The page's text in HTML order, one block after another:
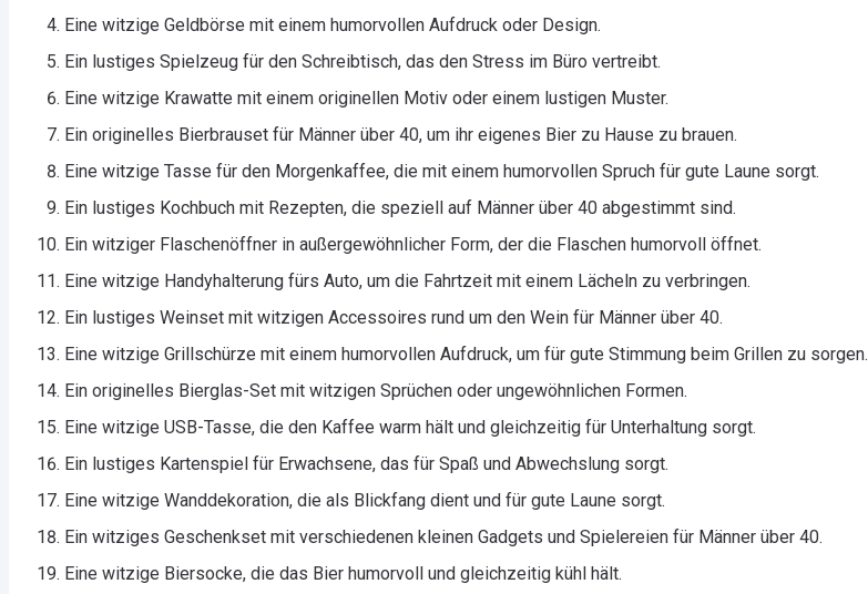
Eine witzige Geldbörse mit einem humorvollen Aufdruck oder Design.
Ein lustiges Spielzeug für den Schreibtisch, das den Stress im Büro vertreibt.
Eine witzige Krawatte mit einem originellen Motiv oder einem lustigen Muster.
Ein originelles Bierbrauset für Männer über 40, um ihr eigenes Bier zu Hause zu brauen.
Eine witzige Tasse für den Morgenkaffee, die mit einem humorvollen Spruch für gute Laune sorgt.
Ein lustiges Kochbuch mit Rezepten, die speziell auf Männer über 40 abgestimmt sind.
Ein witziger Flaschenöffner in außergewöhnlicher Form, der die Flaschen humorvoll öffnet.
Eine witzige Handyhalterung fürs Auto, um die Fahrtzeit mit einem Lächeln zu verbringen.
Ein lustiges Weinset mit witzigen Accessoires rund um den Wein für Männer über 40.
Eine witzige Grillschürze mit einem humorvollen Aufdruck, um für gute Stimmung beim Grillen zu sorgen.
Ein originelles Bierglas-Set mit witzigen Sprüchen oder ungewöhnlichen Formen.
Eine witzige USB-Tasse, die den Kaffee warm hält und gleichzeitig für Unterhaltung sorgt.
Ein lustiges Kartenspiel für Erwachsene, das für Spaß und Abwechslung sorgt.
Eine witzige Wanddekoration, die als Blickfang dient und für gute Laune sorgt.
Ein witziges Geschenkset mit verschiedenen kleinen Gadgets und Spielereien für Männer über 40.
Eine witzige Biersocke, die das Bier humorvoll und gleichzeitig kühl hält.